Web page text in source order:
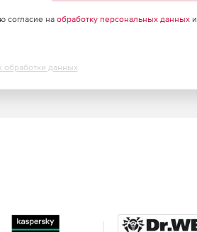
согласие на обработку персональных данныхи
обработки данных